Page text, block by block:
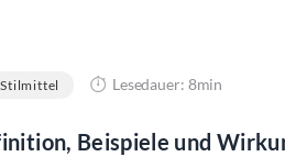
Lesedauer: 8min
Beispiele und